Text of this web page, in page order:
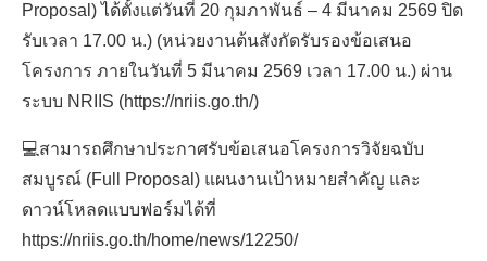
Proposal) ได้ตั้งแต่วันที่ 20 กุมภาพันธ์ – 4 มีนาคม 2569 ปิด
รับเวลา 17.00 น.) (หน่วยงานต้นสังกัดรับรองข้อเสนอ
โครงการ ภายในวันที่ 5 มีนาคม 2569 เวลา 17.00 น.) ผ่าน
ระบบ NRIIS (https://nriis.go.th/)
💻สามารถศึกษาประกาศรับข้อเสนอโครงการวิจัยฉบับ
สมบูรณ์ (Full Proposal) แผนงานเป้าหมายสำคัญ และ
ดาวน์โหลดแบบฟอร์มได้ที่
https://nriis.go.th/home/news/12250/